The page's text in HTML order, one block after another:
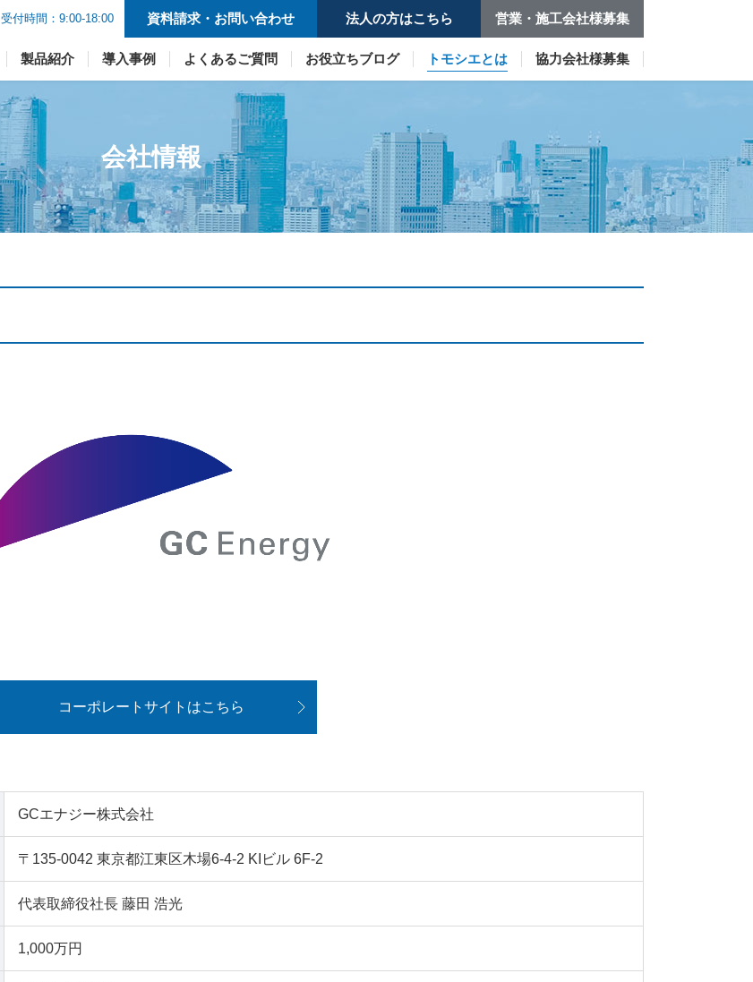
受付時間：9:00-18:00 資料請求・お問い合わせ 法人の方はこちら 営業・施工会社様募集
製品紹介 導入事例 よくあるご質問 お役立ちブログ トモシエとは 協力会社様募集
会社情報
コーポレートサイトはこちら
GCエナジー株式会社
〒135-0042 東京都江東区木場6-4-2 KIビル 6F-2
代表取締役社長 藤田 浩光
1,000万円